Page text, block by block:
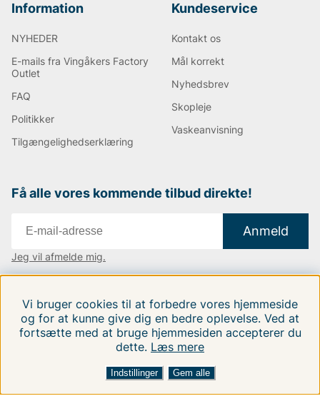
Information
NYHEDER
E-mails fra Vingåkers Factory
Outlet
FAQ
Politikker
Tilgængelighedserklæring
Kundeservice
Kontakt os
Mål korrekt
Nyhedsbrev
Skopleje
Vaskeanvisning
Få alle vores kommende tilbud direkte!
Anmeld
Jeg vil afmelde mig.
Følg os på vores sociale medier.
Vi bruger cookies til at forbedre vores hjemmeside
og for at kunne give dig en bedre oplevelse. Ved at
fortsætte med at bruge hjemmesiden accepterer du
dette. Læs mere
Indstillinger Gem alle